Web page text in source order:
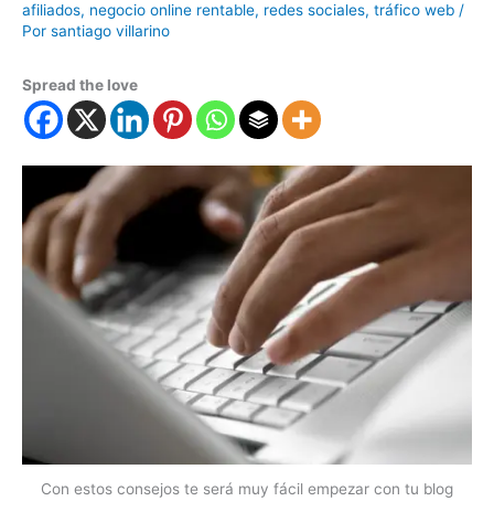
afiliados, negocio online rentable, redes sociales, tráfico web /
Por santiago villarino
Spread the love
Con estos consejos te será muy fácil empezar con tu blog